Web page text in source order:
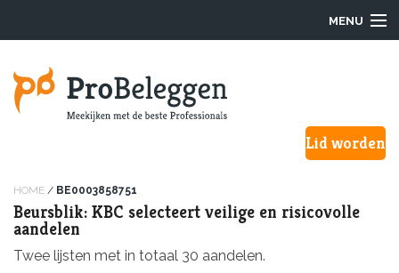
MENU
Hoe werkt het?
Onze Pro’s
Lid worden
HOME / BE0003858751
Beursblik: KBC selecteert veilige en risicovolle
aandelen
Twee lijsten met in totaal 30 aandelen.